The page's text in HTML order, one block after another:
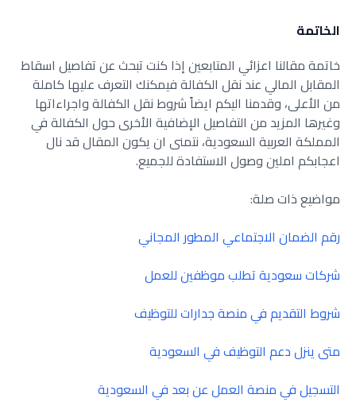
الخاتمة
خاتمة مقالنا اعزائي المتابعين إذا كنت تبحث عن تفاصيل اسقاط
المقابل المالي عند نقل الكفالة فيمكنك التعرف عليها كاملة
من الأعلى، وقدمنا اليكم ايضاً شروط نقل الكفالة واجراءاتها
وغيرها المزيد من التفاصيل الإضافية الأخرى حول الكفالة في
المملكة العربية السعودية، نتمنى ان يكون المقال قد نال
اعجابكم املين وصول الاستفادة للجميع.
مواضيع ذات صلة:
رقم الضمان الاجتماعي المطور المجاني
شركات سعودية تطلب موظفين للعمل
شروط التقديم في منصة جدارات للتوظيف
متى ينزل دعم التوظيف في السعودية
التسجيل في منصة العمل عن بعد في السعودية